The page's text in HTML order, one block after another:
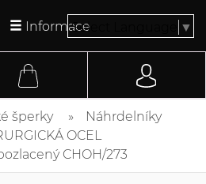
InformaceSelect Language ▼
šperky
Náhrdelníky
OCEL
CHOH/273